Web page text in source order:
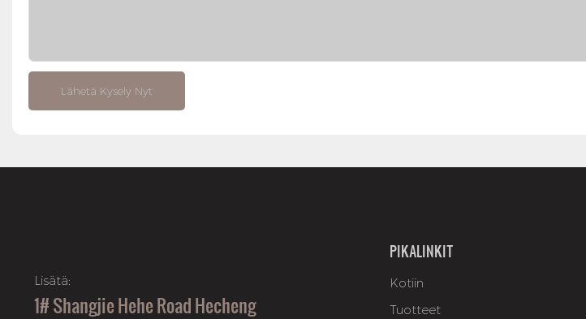
Lähetä Kysely Nyt
Lisätä:
1# Shangjie Hehe Road Hecheng
PIKALINKIT
Kotiin
Tuotteet